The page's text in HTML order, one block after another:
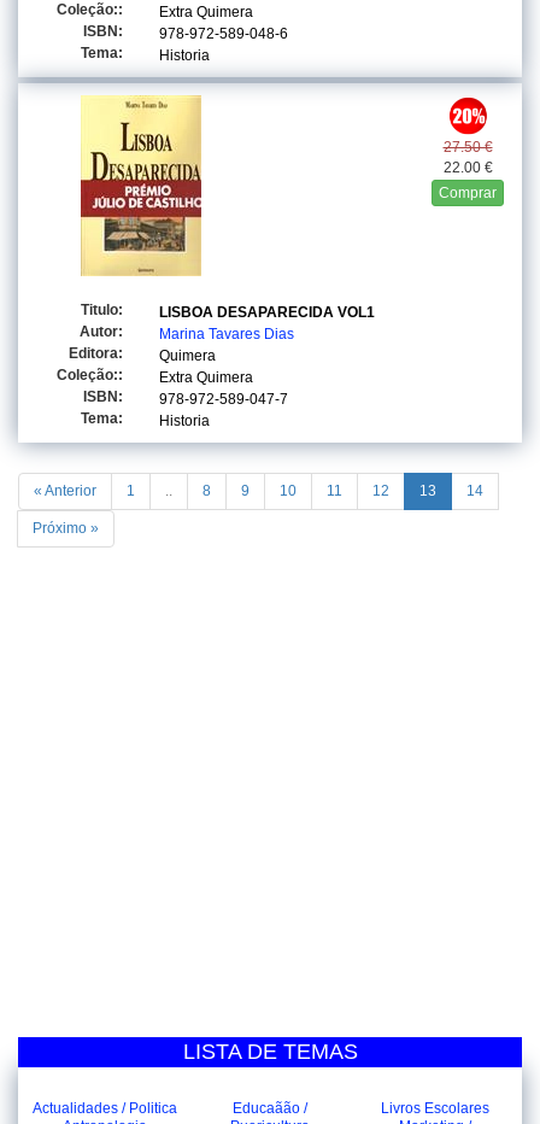
Coleção::
Extra Quimera
ISBN:
978-972-589-048-6
Tema:
Historia
27.50 €
22.00 €
Comprar
Titulo:
LISBOA DESAPARECIDA VOL1
Autor:
Marina Tavares Dias
Editora:
Quimera
Coleção::
Extra Quimera
ISBN:
978-972-589-047-7
Tema:
Historia
« Anterior 1 .. 8 9 10 11 12 13 14
Próximo »
LISTA DE TEMAS
Actualidades / Politica
Educaãão /
Livros Escolares